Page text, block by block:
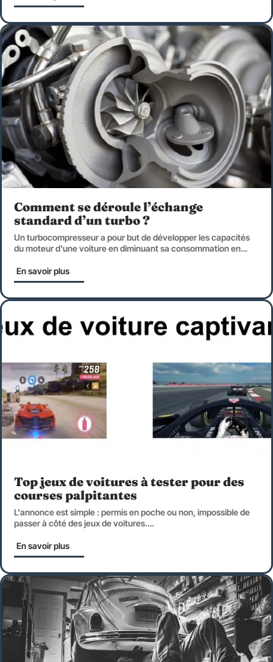
Comment se déroule l’échange
standard d’un turbo ?
Un turbocompresseur a pour but de développer les capacités
du moteur d'une voiture en diminuant sa consommation en…
En savoir plus
Top jeux de voitures à tester pour des
courses palpitantes
L'annonce est simple : permis en poche ou non, impossible de
passer à côté des jeux de voitures.…
En savoir plus